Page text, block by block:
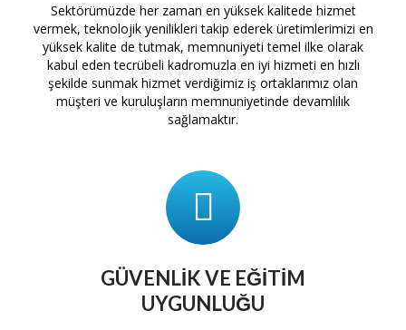
Sektörümüzde her zaman en yüksek kalitede hizmet
vermek, teknolojik yenilikleri takip ederek üretimlerimizi en
yüksek kalite de tutmak, memnuniyeti temel ilke olarak
kabul eden tecrübeli kadromuzla en iyi hizmeti en hızlı
şekilde sunmak hizmet verdiğimiz iş ortaklarımız olan
müşteri ve kuruluşların memnuniyetinde devamlılık
sağlamaktır.
GÜVENLIK VE EĞITIM
UYGUNLUĞU